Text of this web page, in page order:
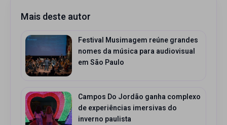
Mais deste autor
Festival Musimagem reúne grandes
nomes da música para audiovisual
em São Paulo
Campos Do Jordão ganha complexo
de experiências imersivas do
inverno paulista